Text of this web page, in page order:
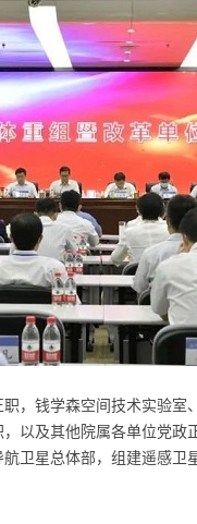
，钱学森空间技术实验
以及其他院属各单位党政
卫星总体部，组建遥感